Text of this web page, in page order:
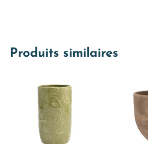
Produits similaires